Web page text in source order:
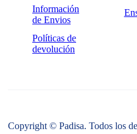
Información
de Envios
Políticas de
devolución
Copyright © Padisa. Todos los